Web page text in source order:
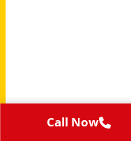
Call Now